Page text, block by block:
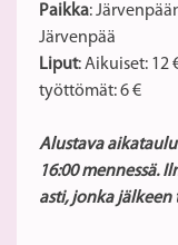
Paikka:
Järvenpää
Liput: Aikuiset: 12
työttömät: 6 €
Alustava
16:00 mennessä.
asti, jonka